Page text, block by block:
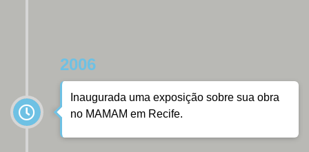
2006
Inaugurada uma exposição sobre sua obra
no MAMAM em Recife.